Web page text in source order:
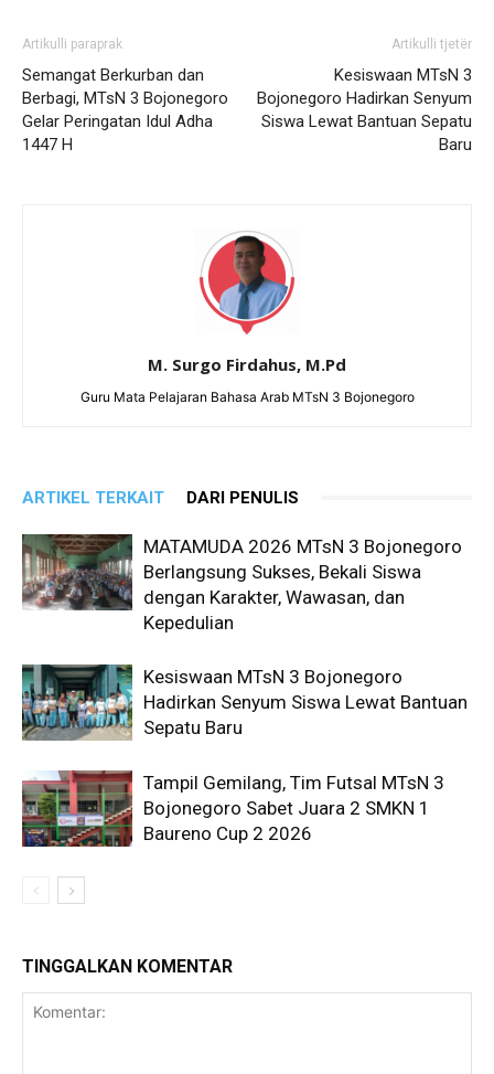
Artikulli paraprak
Semangat Berkurban dan
Berbagi, MTsN 3 Bojonegoro
Gelar Peringatan Idul Adha
1447 H
Artikulli tjetër
Kesiswaan MTsN 3
Bojonegoro Hadirkan Senyum
Siswa Lewat Bantuan Sepatu
Baru
M. Surgo Firdahus, M.Pd
Guru Mata Pelajaran Bahasa Arab MTsN 3 Bojonegoro
ARTIKEL TERKAIT DARI PENULIS
MATAMUDA 2026 MTsN 3 Bojonegoro
Berlangsung Sukses, Bekali Siswa
dengan Karakter, Wawasan, dan
Kepedulian
Kesiswaan MTsN 3 Bojonegoro
Hadirkan Senyum Siswa Lewat Bantuan
Sepatu Baru
Tampil Gemilang, Tim Futsal MTsN 3
Bojonegoro Sabet Juara 2 SMKN 1
Baureno Cup 2 2026
TINGGALKAN KOMENTAR